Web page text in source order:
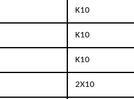
K10
K10
K10
2X10